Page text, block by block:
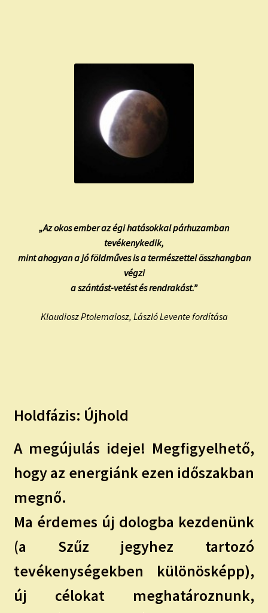
IRATKOZZ FEL A VIDEÓ CSATORNÁNKRA!
TAROT ELEMZÉS MEGRENDELÉSE LIMITÁLT!
„Az okos ember az égi hatásokkal párhuzamban
tevékenykedik,
mint ahogyan a jó földműves is a természettel összhangban
végzi
a szántást-vetést és rendrakást.”
Klaudiosz Ptolemaiosz, László Levente fordítása
Holdfázis: Újhold
A megújulás ideje! Megfigyelhető,
hogy az energiánk ezen időszakban
megnő.
Ma érdemes új dologba kezdenünk
(a Szűz jegyhez tartozó
tevékenységekben különösképp),
új célokat meghatároznunk,